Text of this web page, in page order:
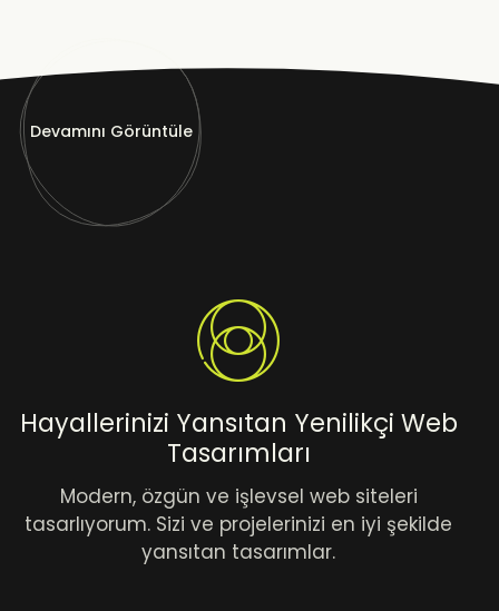
Devamını Görüntüle
Hayallerinizi Yansıtan Yenilikçi Web
Tasarımları
Modern, özgün ve işlevsel web siteleri
tasarlıyorum. Sizi ve projelerinizi en iyi şekilde
yansıtan tasarımlar.